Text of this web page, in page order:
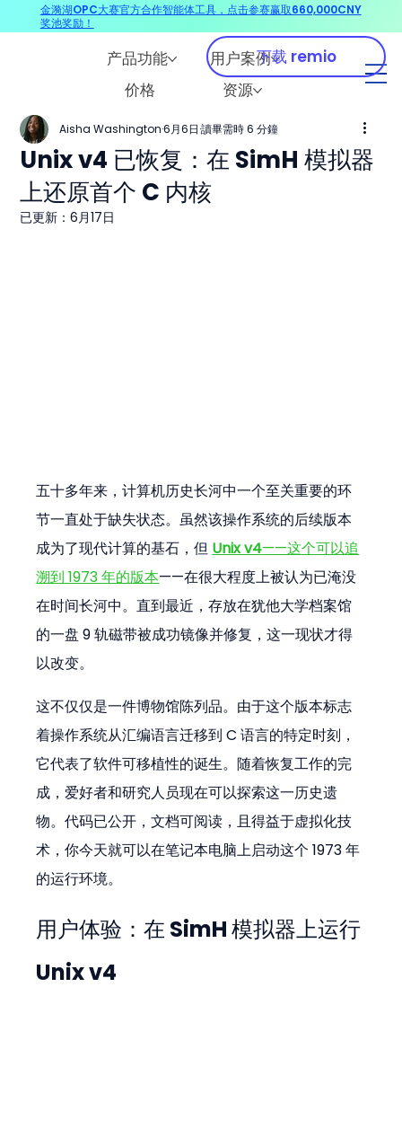
产品功能
用户案例
价格
资源
下载 remio
Unix v4 已恢复：在 SimH 模拟器
上还原首个 C 内核
Aisha Washington 6月6日 讀畢需時 6 分鐘
已更新：6月17日
五十多年来，计算机历史长河中一个至关重要的环
节一直处于缺失状态。虽然该操作系统的后续版本
成为了现代计算的基石，但 Unix v4——这个可以追
溯到 1973 年的版本——在很大程度上被认为已淹没
在时间长河中。直到最近，存放在犹他大学档案馆
的一盘 9 轨磁带被成功镜像并修复，这一现状才得
以改变。
这不仅仅是一件博物馆陈列品。由于这个版本标志
着操作系统从汇编语言迁移到 C 语言的特定时刻，
它代表了软件可移植性的诞生。随着恢复工作的完
成，爱好者和研究人员现在可以探索这一历史遗
物。代码已公开，文档可阅读，且得益于虚拟化技
术，你今天就可以在笔记本电脑上启动这个 1973 年
的运行环境。
用户体验：在 SimH 模拟器上运行
Unix v4
金漪湖OPC大赛官方合作智能体工具，点击参赛赢取660,000CNY
奖池奖励！